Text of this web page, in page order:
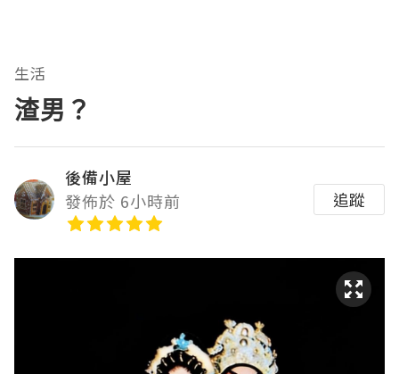
生活
渣男？
後備小屋
發佈於 6小時前
追蹤